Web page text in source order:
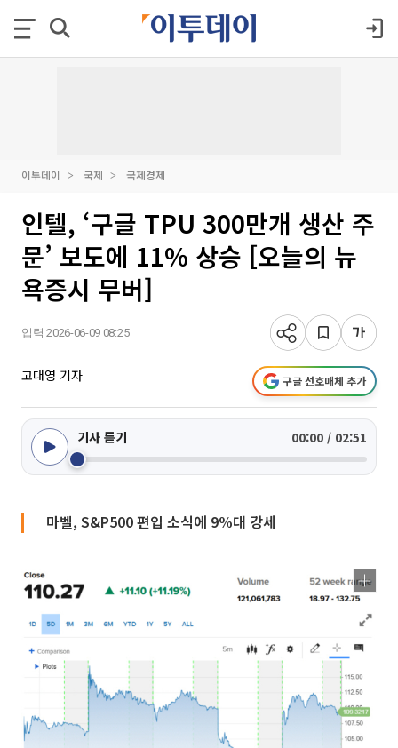
이투데이 국제 국제경제
인텔, ‘구글 TPU 300만개 생산 주
문’ 보도에 11% 상승 [오늘의 뉴
욕증시 무버]
입력 2026-06-09 08:25
고대영 기자 구글 선호매체 추가
기사 듣기 00:00 / 02:51
마벨, S&P500 편입 소식에 9%대 강세